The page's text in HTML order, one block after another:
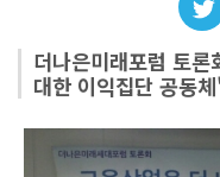
더나은미래포럼 토
대한 이익집단 공동